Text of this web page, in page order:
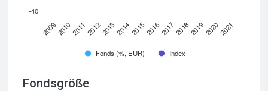
Fonds (%, EUR) Index
2009201020112012201320142015201620172018201920202021
-40
Fondsgröße